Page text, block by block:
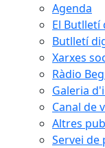
Agenda
El Butlletí
Butlletí
Xarxes
Ràdio
Galeria
Canal de
Altres
Servei de